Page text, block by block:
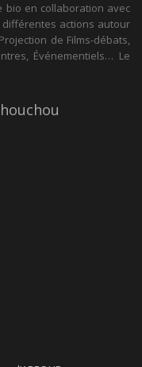
bio en collaboration avec
actions autour
de Films-débats,
Événementiels… Le